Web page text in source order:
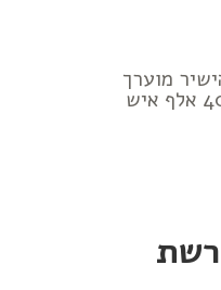
מוערך
ב-2 מיליארד שקל, 40 אלף איש